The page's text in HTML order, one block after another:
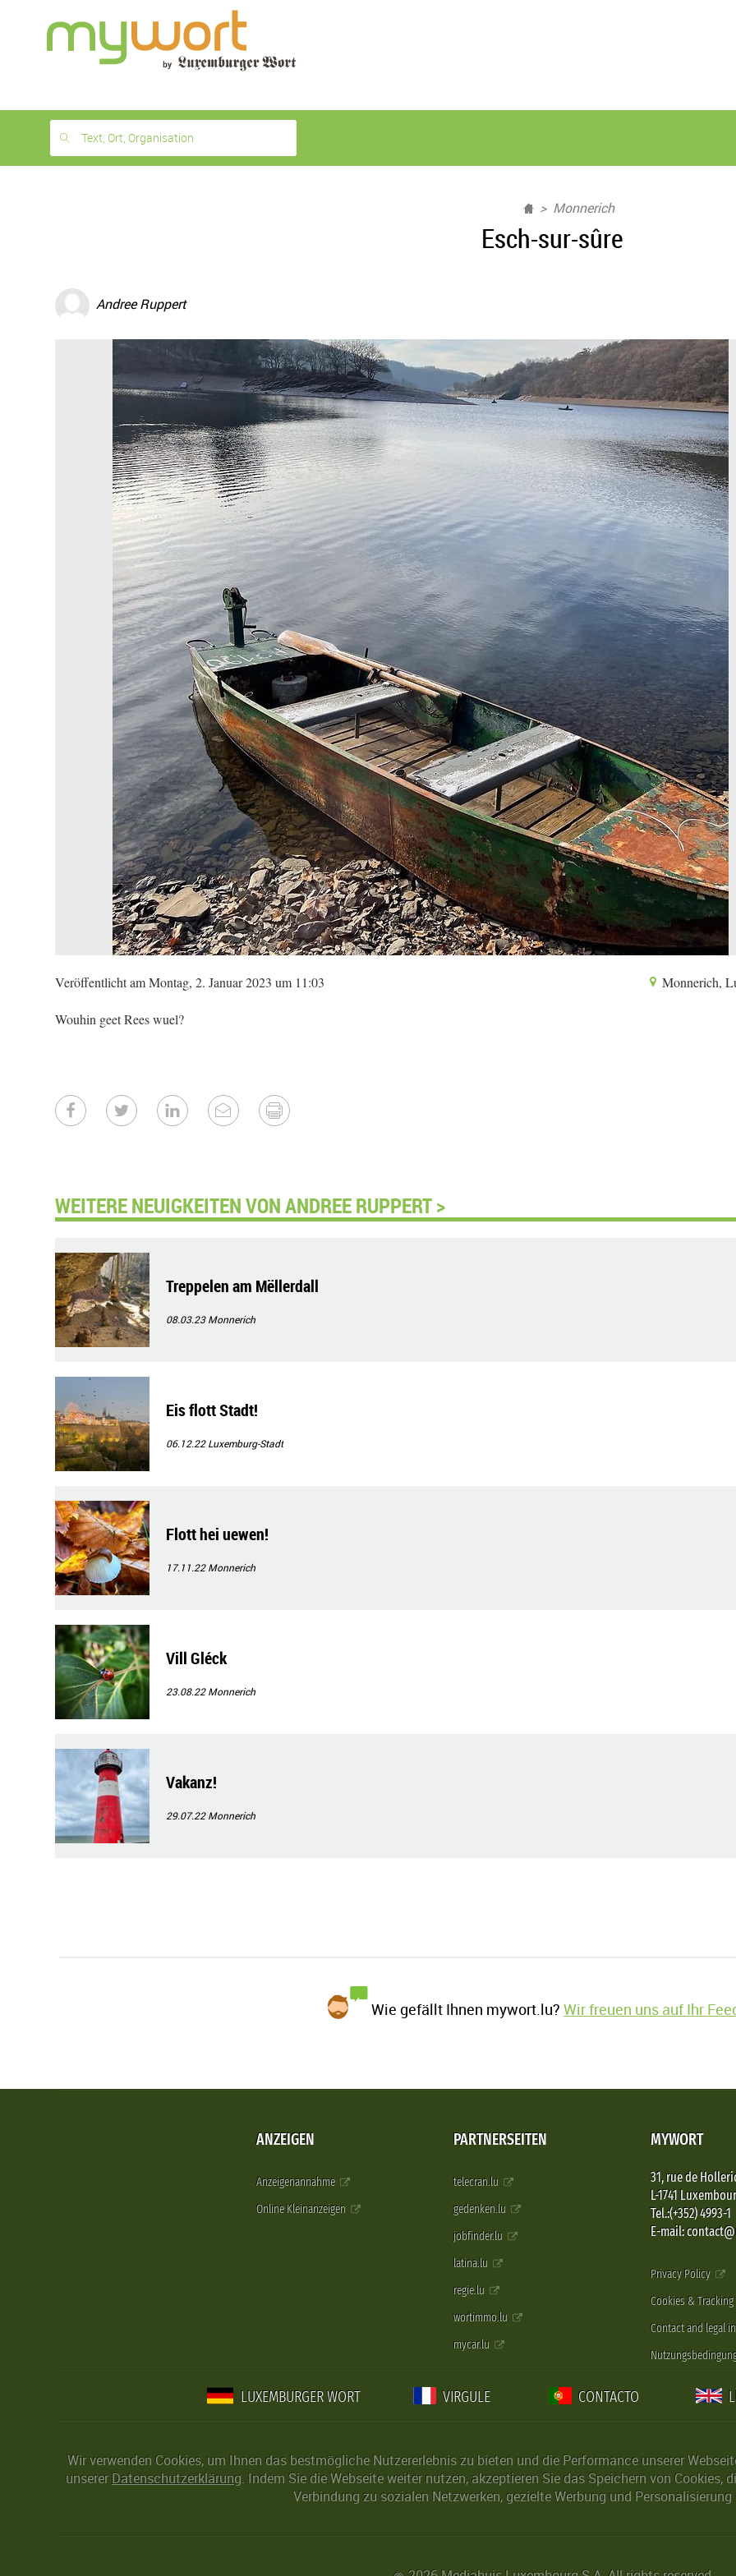
month
free
Text, Ort, Organisation
Monnerich
Esch-sur-sûre
Andree Ruppert
Veröffentlicht am Montag, 2. Januar 2023 um 11:03 Monnerich,
Wouhin geet Rees wuel?
WEITERE NEUIGKEITEN VON ANDREE RUPPERT >
Treppelen am Mëllerdall
08.03.23Monnerich
Eis flott Stadt!
06.12.22Luxemburg-Stadt
Flott hei uewen!
17.11.22Monnerich
Vill Gléck
23.08.22Monnerich
Vakanz!
29.07.22Monnerich
Wie gefällt Ihnen mywort.lu?Wir freuen uns auf Ihr
ANZEIGEN
Anzeigenannahme
Online Kleinanzeigen
PARTNERSEITEN
telecran.lu
gedenken.lu
jobfinder.lu
latina.lu
regie.lu
wortimmo.lu
mycar.lu
MYWORT
31, rue de
L-1741
Tel.:(+352) 4993-1
E-mail:
Privacy Policy
Cookies & Tracking
Contact and legal
LUXEMBURGER WORT VIRGULE CONTACTO
Wir verwenden Cookies, um Ihnen das bestmögliche Nutzererlebnis zu bieten und die Performance unserer
unserer Datenschutzerklärung. Indem Sie die Webseite weiter nutzen, akzeptieren Sie das Speichern von
Verbindung zu sozialen Netzwerken, gezielte Werbung und